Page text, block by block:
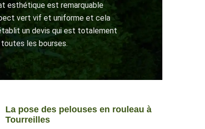
esthétique est remarquable
vert vif et uniforme et cela
un devis qui est totalement
les bourses.
La pose des pelouses en rouleau à
Tourreilles